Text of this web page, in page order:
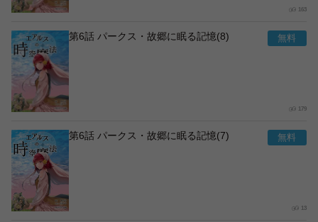
163
第6話 パークス・故郷に眠る記憶(8)
179
第6話 パークス・故郷に眠る記憶(7)
13